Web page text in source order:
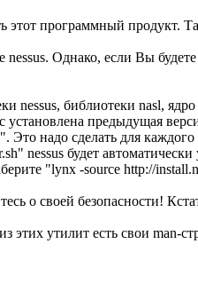
этот программный продукт.
Однако, если Вы будете
библиотеки nasl,
предыдущая
Это надо сделать для каждого
nessus будет
"lynx -source http://
о своей безопасности!
этих утилит есть свои